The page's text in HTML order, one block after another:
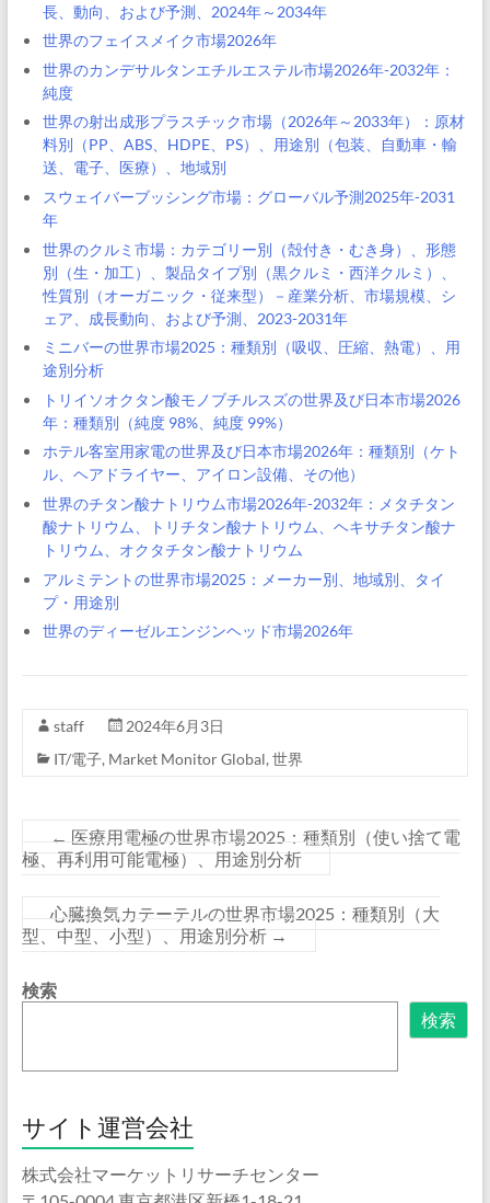
長、動向、および予測、2024年～2034年
世界のフェイスメイク市場2026年
世界のカンデサルタンエチルエステル市場2026年-2032年：
純度
世界の射出成形プラスチック市場（2026年～2033年）：原材
料別（PP、ABS、HDPE、PS）、用途別（包装、自動車・輸
送、電子、医療）、地域別
スウェイバーブッシング市場：グローバル予測2025年-2031
年
世界のクルミ市場：カテゴリー別（殻付き・むき身）、形態
別（生・加工）、製品タイプ別（黒クルミ・西洋クルミ）、
性質別（オーガニック・従来型）－産業分析、市場規模、シ
ェア、成長動向、および予測、2023-2031年
ミニバーの世界市場2025：種類別（吸収、圧縮、熱電）、用
途別分析
トリイソオクタン酸モノブチルスズの世界及び日本市場2026
年：種類別（純度 98%、純度 99%）
ホテル客室用家電の世界及び日本市場2026年：種類別（ケト
ル、ヘアドライヤー、アイロン設備、その他）
世界のチタン酸ナトリウム市場2026年-2032年：メタチタン
酸ナトリウム、トリチタン酸ナトリウム、ヘキサチタン酸ナ
トリウム、オクタチタン酸ナトリウム
アルミテントの世界市場2025：メーカー別、地域別、タイ
プ・用途別
世界のディーゼルエンジンヘッド市場2026年
staff
2024年6月3日
IT/電子, Market Monitor Global, 世界
← 医療用電極の世界市場2025：種類別（使い捨て電
極、再利用可能電極）、用途別分析
心臓換気カテーテルの世界市場2025：種類別（大
型、中型、小型）、用途別分析 →
検索
検索
サイト運営会社
株式会社マーケットリサーチセンター